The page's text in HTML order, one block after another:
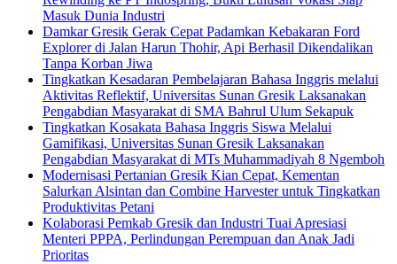
Masuk Dunia Industri
Damkar Gresik Gerak Cepat Padamkan Kebakaran Ford
Explorer di Jalan Harun Thohir, Api Berhasil Dikendalikan
Tanpa Korban Jiwa
Tingkatkan Kesadaran Pembelajaran Bahasa Inggris melalui
Aktivitas Reflektif, Universitas Sunan Gresik Laksanakan
Pengabdian Masyarakat di SMA Bahrul Ulum Sekapuk
Tingkatkan Kosakata Bahasa Inggris Siswa Melalui
Gamifikasi, Universitas Sunan Gresik Laksanakan
Pengabdian Masyarakat di MTs Muhammadiyah 8 Ngemboh
Modernisasi Pertanian Gresik Kian Cepat, Kementan
Salurkan Alsintan dan Combine Harvester untuk Tingkatkan
Produktivitas Petani
Kolaborasi Pemkab Gresik dan Industri Tuai Apresiasi
Menteri PPPA, Perlindungan Perempuan dan Anak Jadi
Prioritas